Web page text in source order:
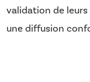
validation de
une diffusion